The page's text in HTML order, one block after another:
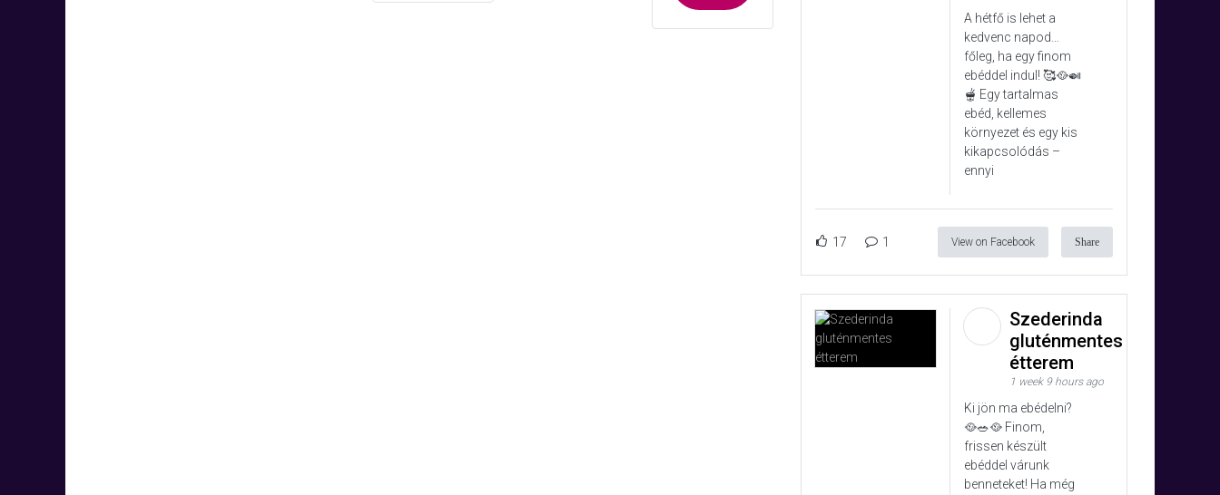
A hétfő is lehet a
kedvenc napod…
főleg, ha egy finom
ebéddel indul! 🥰🥘🍛
🫕 Egy tartalmas
ebéd, kellemes
környezet és egy kis
kikapcsolódás –
ennyi
17 1 View on Facebook Share
Szederinda
gluténmentes
étterem
1 week 9 hours ago
Ki jön ma ebédelni?
🥘🥗🥘 Finom,
frissen készült
ebéddel várunk
benneteket! Ha még